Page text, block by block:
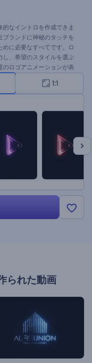
なイントロを作成できま
ランドに神秘のタッチを
に必要なすべてです。ロ
し、希望のスタイルを選ぶ
のロゴアニメーションが表
ョン、ゲームチャンネル
、さまざまな用途に最適
1:1
られた動画